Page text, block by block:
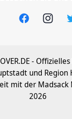
-
und Region
mit der Madsack
2026